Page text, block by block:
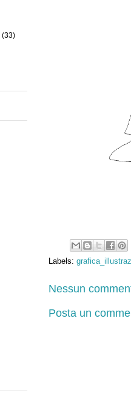
Labels:
Nessun
Posta un
(33)